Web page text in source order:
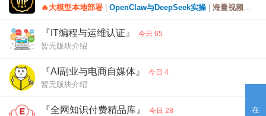
在
🔥大模型本地部署 OpenClaw与DeepSeek实操 海量视频教程与工具下载
『IT编程与运维认证』 今日 65
暂无版块介绍
『AI副业与电商自媒体』 今日 4
暂无版块介绍
『全网知识付费精品库』 今日 28